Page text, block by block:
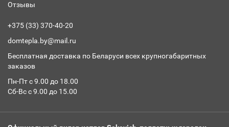
Отзывы
+375 (33) 370-40-20
domtepla.by@mail.ru
Бесплатная доставка по Беларуси всех крупногабаритных
заказов
Пн-Пт с 9.00 до 18.00
Сб-Вс с 9.00 до 15.00